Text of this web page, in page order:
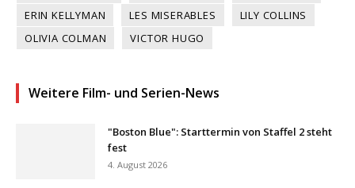
ERIN KELLYMAN
LES MISERABLES
LILY COLLINS
OLIVIA COLMAN
VICTOR HUGO
Weitere Film- und Serien-News
"Boston Blue": Starttermin von Staffel 2 steht
fest
4. August 2026